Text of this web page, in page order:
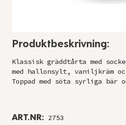
Produktbeskrivning:
Klassisk gräddtårta med
med hallonsylt, vaniljkräm
Toppad med söta syrliga bär
ART.NR: 2753